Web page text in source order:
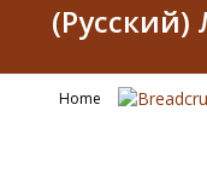
(Русский)
Home